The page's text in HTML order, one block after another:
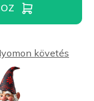
követés